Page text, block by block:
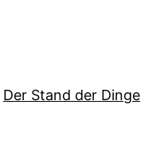
Der Stand der Dinge